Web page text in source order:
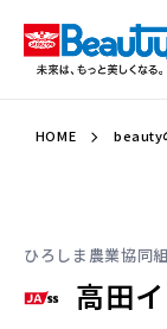
HOME beauty
ひろしま農業協同
高田